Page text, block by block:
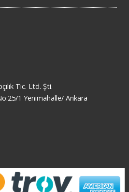
Tic. Ltd. Şti.
1 Yenimahalle/ Ankara